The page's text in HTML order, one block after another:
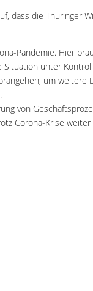
dass die Thüringer
Pandemie. Hier
Situation unter
um weitere
von
Corona-Krise